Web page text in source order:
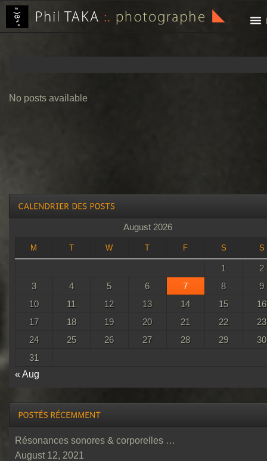
No posts available
August 2026
M T W T F S S
1
2
3
4 5 6 7 8
9
10
11 12 13 14 15
16
17
18 19 20 21 22
23
24
25 26 27 28 29
30
31
« Aug
Résonances sonores & corporelles …
August 12, 2021